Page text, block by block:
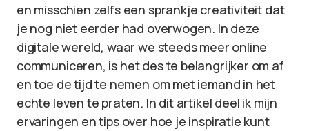
en misschien zelfs een sprankje creativiteit dat
je nog niet eerder had overwogen. In deze
digitale wereld, waar we steeds meer online
communiceren, is het des te belangrijker om af
en toe de tijd te nemen om met iemand in het
echte leven te praten. In dit artikel deel ik mijn
ervaringen en tips over hoe je inspiratie kunt